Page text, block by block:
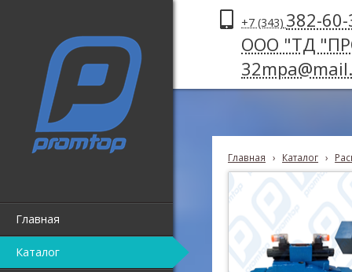
Главная
Каталог
+7 (343) 382-
ООО "ТД
Главная › Каталог ›